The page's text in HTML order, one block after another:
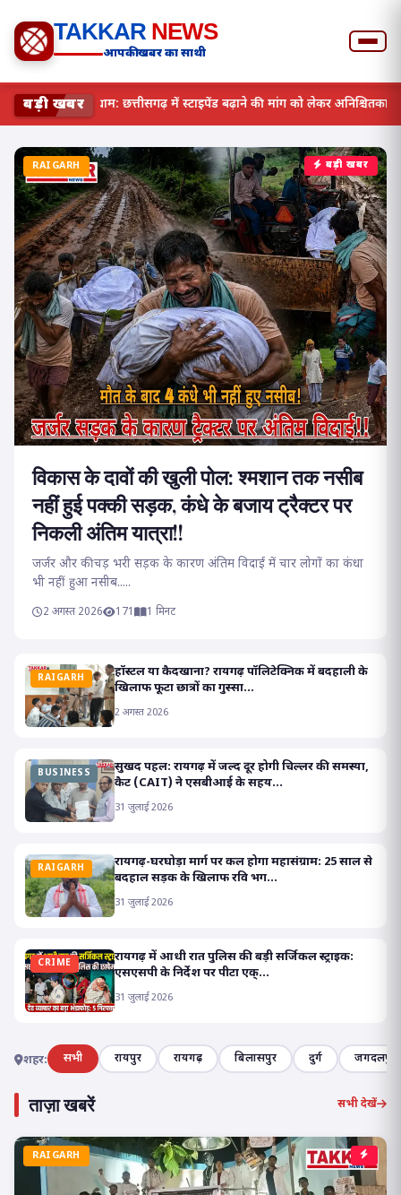
TAKKAR NEWS
आपकी खबर का साथी
बड़ी खबरएमबीबीएस इंटर्न्स का महासंग्राम: छत्तीसगढ़ में स्टाइपेंड बढ़ाने की
बड़ी खबर
RAIGARH
विकास के दावों की खुली पोल: श्मशान तक नसीब
नहीं हुई पक्की सड़क, कंधे के बजाय ट्रैक्टर पर
निकली अंतिम यात्रा!!
जर्जर और कीचड़ भरी सड़क के कारण अंतिम विदाई में चार लोगों का कंधा
भी नहीं हुआ नसीब.....
2 अगस्त 2026 171 1 मिनट
RAIGARH
हॉस्टल या कैदखाना? रायगढ़ पॉलिटेक्निक में बदहाली के
खिलाफ फूटा छात्रों का गुस्सा...
2 अगस्त 2026
BUSINESS
सुखद पहल: रायगढ़ में जल्द दूर होगी चिल्लर की समस्या,
कैट (CAIT) ने एसबीआई के सहय...
31 जुलाई 2026
RAIGARH
रायगढ़-घरघोड़ा मार्ग पर कल होगा महासंग्राम: 25 साल से
बदहाल सड़क के खिलाफ रवि भग...
31 जुलाई 2026
CRIME
रायगढ़ में आधी रात पुलिस की बड़ी सर्जिकल स्ट्राइक:
एसएसपी के निर्देश पर पीटा एक्...
31 जुलाई 2026
शहर: सभी रायपुर रायगढ़ बिलासपुर दुर्ग जगदलपुर
ताज़ा खबरें सभी देखें
RAIGARH